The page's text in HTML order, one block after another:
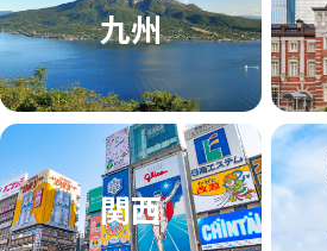
九州
関西